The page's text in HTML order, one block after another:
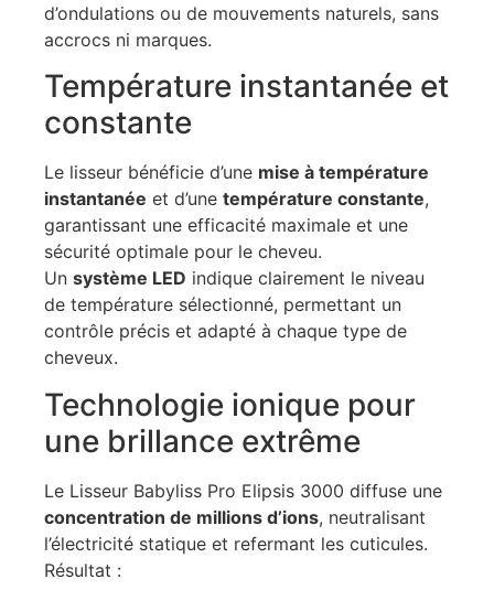
d’ondulations ou de mouvements naturels, sans
accrocs ni marques.
Température instantanée et
constante
Le lisseur bénéficie d’une mise à température
instantanée et d’une température constante,
garantissant une efficacité maximale et une
sécurité optimale pour le cheveu.
Un système LED indique clairement le niveau
de température sélectionné, permettant un
contrôle précis et adapté à chaque type de
cheveux.
Technologie ionique pour
une brillance extrême
Le Lisseur Babyliss Pro Elipsis 3000 diffuse une
concentration de millions d’ions, neutralisant
l’électricité statique et refermant les cuticules.
Résultat :